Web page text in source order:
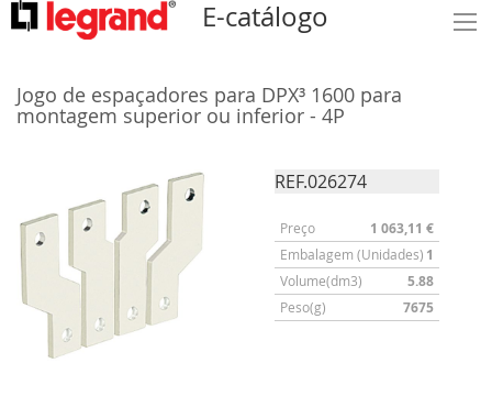
E-catálogo
Jogo de espaçadores para DPX³ 1600 para
montagem superior ou inferior - 4P
REF.026274
Preço 1 063,11 €
Embalagem (Unidades) 1
Volume(dm3) 5.88
Peso(g) 7675